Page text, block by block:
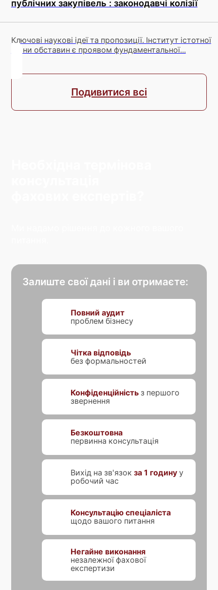
Подивитися всі
публічних закупівель : законодавчі колізії
Ключові наукові ідеї та пропозиції. Інститут істотної
зміни обставин є проявом фундаментальної...
Залиште свої дані і ви отримаєте:
Повний аудит
проблем бізнесу
Чітка відповідь
без формальностей
Конфіденційністьз першого
звернення
Безкоштовна
первинна консультація
Вихід на зв'язок за 1 годинуу
робочий час
Консультацію спеціаліста
щодо вашого питання
Негайне виконання
незалежної фахової
експертизи